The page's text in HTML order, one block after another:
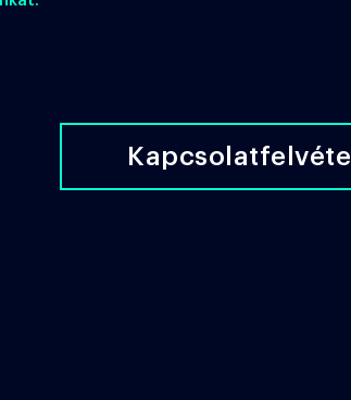
Kapcsolatfelvétel